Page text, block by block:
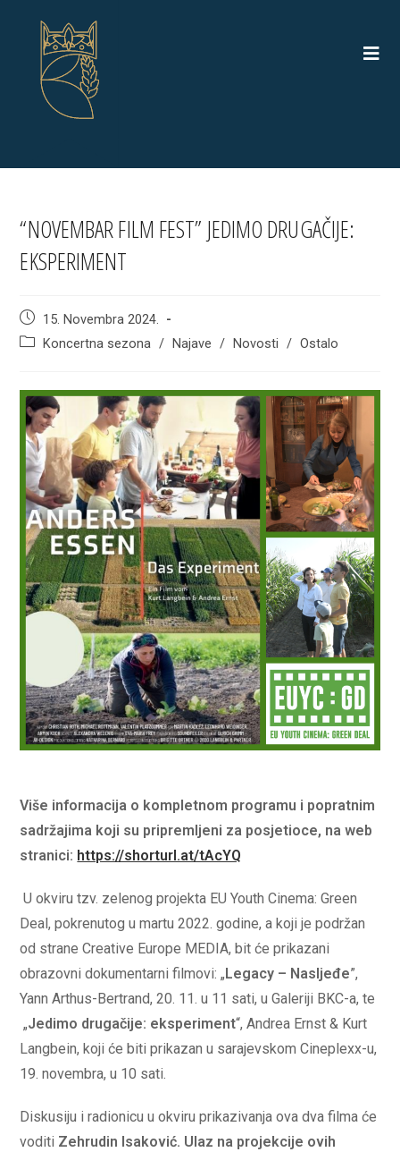
“NOVEMBAR FILM FEST” JEDIMO DRUGAČIJE:
EKSPERIMENT
Post
published:
15. Novembra 2024.
PostKoncertna sezona / Najave / Novosti / Ostalo
Više informacija o kompletnom programu i popratnim
sadržajima koji su pripremljeni za posjetioce, na web
stranici: https://shorturl.at/tAcYQ
U okviru tzv. zelenog projekta EU Youth Cinema: Green
Deal, pokrenutog u martu 2022. godine, a koji je podržan
od strane Creative Europe MEDIA, bit će prikazani
obrazovni dokumentarni filmovi: „ Legacy – Nasljeđe”,
Yann Arthus-Bertrand, 20. 11. u 11 sati, u Galeriji BKC-a, te
„Jedimo drugačije: eksperiment“, Andrea Ernst & Kurt
Langbein, koji će biti prikazan u sarajevskom Cineplexx-u,
19. novembra, u 10 sati.
Diskusiju i radionicu u okviru prikazivanja ova dva filma će
voditi Zehrudin Isaković. Ulaz na projekcije ovih